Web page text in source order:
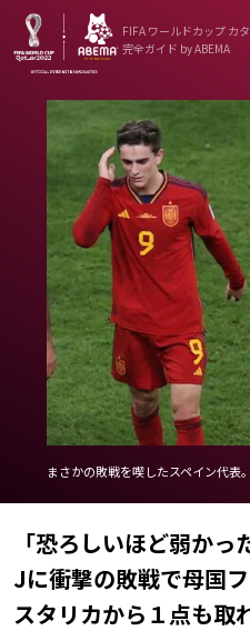
FIFA ワールドカップ カ
完全ガイド by ABEMA
ニュース
News
出場国
Teams
日本代表
Team Japan
日程・結果
Schedule
ランキング
大会について
About
まさかの敗戦を喫したスペイン代表
「恐ろしいほど弱か
Jに衝撃の敗戦で母国
スタリカから１点も取